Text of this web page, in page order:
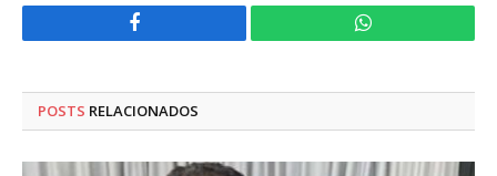
Facebook WhatsApp
POSTS RELACIONADOS